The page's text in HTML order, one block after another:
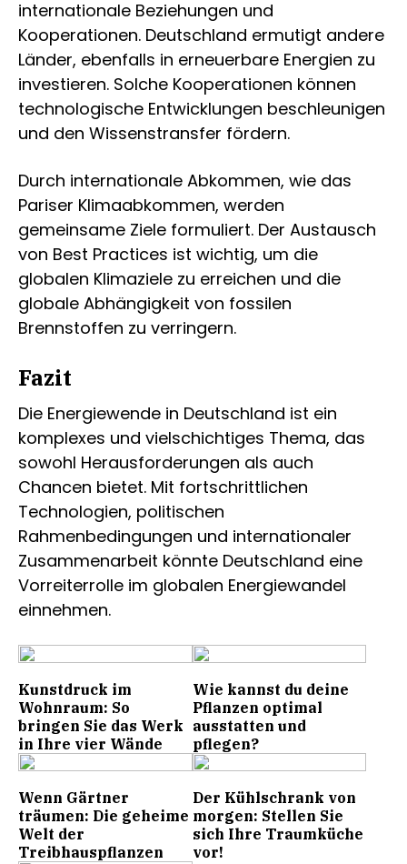
internationale Beziehungen und
Kooperationen. Deutschland ermutigt andere
Länder, ebenfalls in erneuerbare Energien zu
investieren. Solche Kooperationen können
technologische Entwicklungen beschleunigen
und den Wissenstransfer fördern.
Durch internationale Abkommen, wie das
Pariser Klimaabkommen, werden
gemeinsame Ziele formuliert. Der Austausch
von Best Practices ist wichtig, um die
globalen Klimaziele zu erreichen und die
globale Abhängigkeit von fossilen
Brennstoffen zu verringern.
Fazit
Die Energiewende in Deutschland ist ein
komplexes und vielschichtiges Thema, das
sowohl Herausforderungen als auch
Chancen bietet. Mit fortschrittlichen
Technologien, politischen
Rahmenbedingungen und internationaler
Zusammenarbeit könnte Deutschland eine
Vorreiterrolle im globalen Energiewandel
einnehmen.
Kunstdruck im
Wohnraum: So
bringen Sie das Werk
in Ihre vier Wände
Wie kannst du deine
Pflanzen optimal
ausstatten und
pflegen?
Wenn Gärtner
träumen: Die geheime
Welt der
Treibhauspflanzen
Der Kühlschrank von
morgen: Stellen Sie
sich Ihre Traumküche
vor!